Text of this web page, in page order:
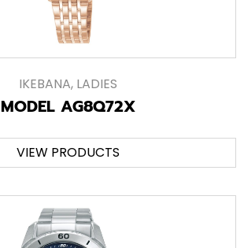
IKEBANA, LADIES
MODEL AG8Q72X
VIEW PRODUCTS